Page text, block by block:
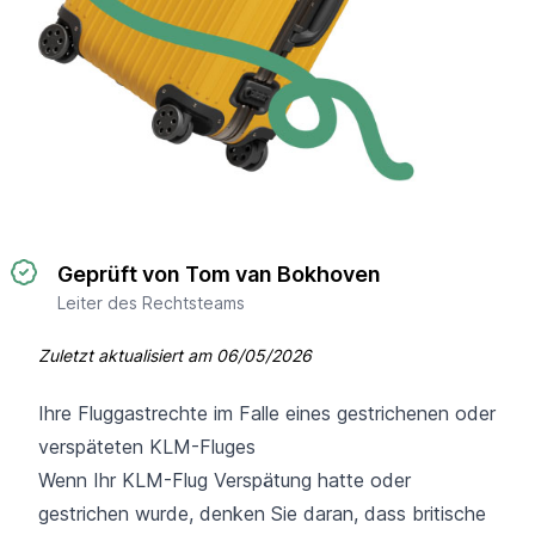
Geprüft von Tom van Bokhoven
Leiter des Rechtsteams
Zuletzt aktualisiert am 06/05/2026
Ihre Fluggastrechte im Falle eines gestrichenen oder
verspäteten KLM-Fluges
Wenn Ihr KLM-Flug Verspätung hatte oder
gestrichen wurde, denken Sie daran, dass britische